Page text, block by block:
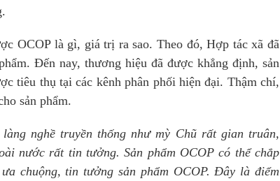
OCOP là gì, giá trị ra sao. Theo đó, Hợp tác xã đã
Đến nay, thương hiệu đã được khẳng định, sản
tiêu thụ tại các kênh phân phối hiện đại. Thậm chí,
sản phẩm.
nghề truyền thống như mỳ Chũ rất gian truân,
nước rất tin tưởng. Sản phẩm OCOP có thể chắp
chuộng, tin tưởng sản phẩm OCOP. Đây là điểm